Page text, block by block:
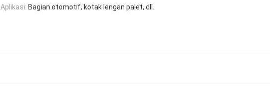
Aplikasi: Bagian otomotif, kotak lengan palet, dll.